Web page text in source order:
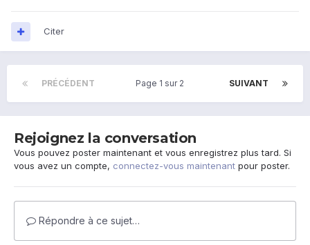
Citer
PRÉCÉDENT SUIVANT
Page 1 sur 2
Rejoignez la conversation
Vous pouvez poster maintenant et vous enregistrez plus tard. Si
vous avez un compte, connectez-vous maintenant pour poster.
Répondre à ce sujet…